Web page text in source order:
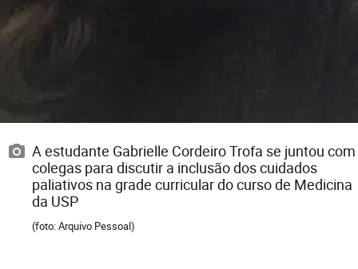
A estudante Gabrielle Cordeiro Trofa se juntou com
colegas para discutir a inclusão dos cuidados
paliativos na grade curricular do curso de Medicina
da USP
(foto: Arquivo Pessoal)